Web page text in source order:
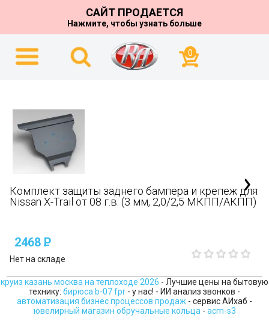
САЙТ ПРОДАЕТСЯ
Нажмите, чтобы узнать больше
0
Комплект защиты заднего бампера и крепеж для
Nissan X-Trail от 08 г.в. (3 мм, 2,0/2,5 МКПП/АКПП)
2468P
Нет на складе
круиз казань москва на теплоходе 2026 - Лучшие цены на бытовую
технику: бирюса b-07 fpr - у нас! - ИИ анализ звонков -
автоматизация бизнес процессов продаж - сервис АИхаб -
ювелирный магазин обручальные кольца - acm-s3